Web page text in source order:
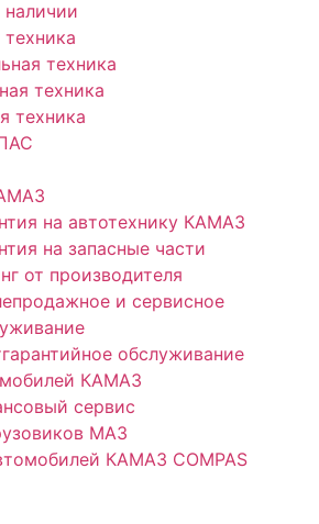
наличии
техника
техника
техника
на автотехнику КАМАЗ
на запасные части
от производителя
и сервисное
обслуживание
КАМАЗ
сервис
МАЗ
КАМАЗ COMPAS